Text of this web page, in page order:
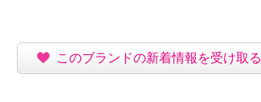
このブランドの新着情報を受け取る